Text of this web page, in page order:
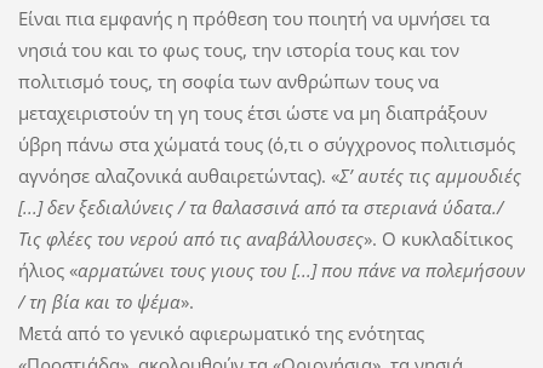
Είναι πια εμφανής η πρόθεση του ποιητή να υμνήσει τα
νησιά του και το φως τους, την ιστορία τους και τον
πολιτισμό τους, τη σοφία των ανθρώπων τους να
μεταχειριστούν τη γη τους έτσι ώστε να μη διαπράξουν
ύβρη πάνω στα χώματά τους (ό,τι ο σύγχρονος πολιτισμός
αγνόησε αλαζονικά αυθαιρετώντας). «Σ’ αυτές τις αμμουδιές
[...] δεν ξεδιαλύνεις / τα θαλασσινά από τα στεριανά ύδατα./
Τις φλέες του νερού από τις αναβάλλουσες». Ο κυκλαδίτικος
ήλιος «αρματώνει τους γιους του [...] που πάνε να πολεμήσουν
/ τη βία και το ψέμα».
Μετά από το γενικό αφιερωματικό της ενότητας